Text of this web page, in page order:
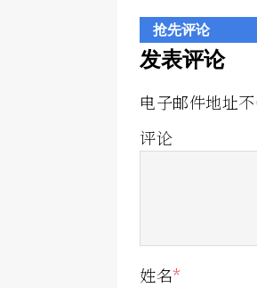
抢先评论
发表评论
电子邮件地址不
评论
姓名*